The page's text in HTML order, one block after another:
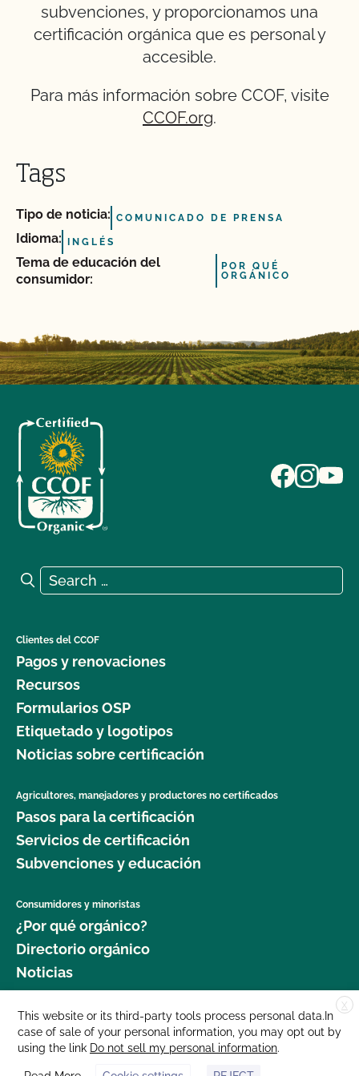
subvenciones, y proporcionamos una
certificación orgánica que es personal y
accesible.
Para más información sobre CCOF, visite
CCOF.org.
Tags
Tipo de noticia: COMUNICADO DE PRENSA
Idioma: INGLÉS
Tema de educación del
consumidor:
POR QUÉ
ORGÁNICO
Search for:
Search
Clientes del CCOF
Pagos y renovaciones
Recursos
Formularios OSP
Etiquetado y logotipos
Noticias sobre certificación
Agricultores, manejadores y productores no certificados
Pasos para la certificación
Servicios de certificación
Subvenciones y educación
Consumidores y minoristas
¿Por qué orgánico?
Directorio orgánico
Noticias
Donar
Carreras profesionales
Sala de prensa
X
This website or its third-party tools process personal data.In
case of sale of your personal information, you may opt out by
using the link Do not sell my personal information.